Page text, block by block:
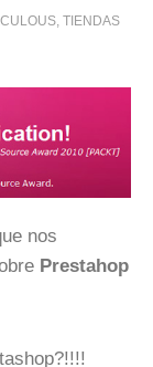
TIENDAS
nos
Prestahop